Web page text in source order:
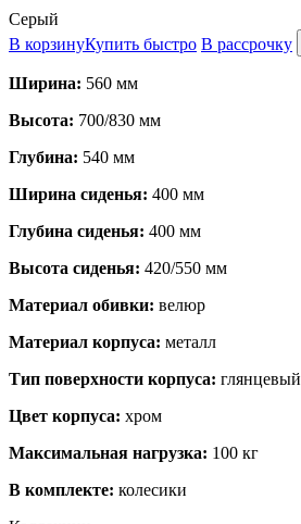
Серый
В корзинуКупить быстро В рассрочку
Ширина: 560 мм
Высота: 700/830 мм
Глубина: 540 мм
Ширина сиденья: 400 мм
Глубина сиденья: 400 мм
Высота сиденья: 420/550 мм
Материал обивки: велюр
Материал корпуса: металл
Тип поверхности корпуса: глянцевый
Цвет корпуса: хром
Максимальная нагрузка: 100 кг
В комплекте: колесики